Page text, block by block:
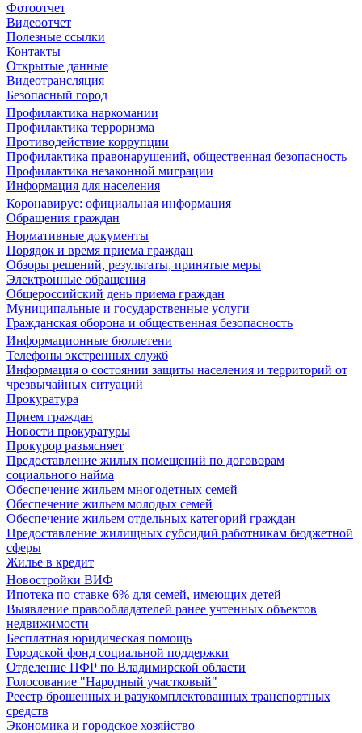
Фотоотчет
Видеоотчет
Полезные ссылки
Контакты
Открытые данные
Видеотрансляция
Безопасный город
Профилактика наркомании
Профилактика терроризма
Противодействие коррупции
Профилактика правонарушений, общественная безопасность
Профилактика незаконной миграции
Информация для населения
Коронавирус: официальная информация
Обращения граждан
Нормативные документы
Порядок и время приема граждан
Обзоры решений, результаты, принятые меры
Электронные обращения
Общероссийский день приема граждан
Муниципальные и государственные услуги
Гражданская оборона и общественная безопасность
Информационные бюллетени
Телефоны экстренных служб
Информация о состоянии защиты населения и территорий от
чрезвычайных ситуаций
Прокуратура
Прием граждан
Новости прокуратуры
Прокурор разъясняет
Предоставление жилых помещений по договорам
социального найма
Обеспечение жильем многодетных семей
Обеспечение жильем молодых семей
Обеспечение жильем отдельных категорий граждан
Предоставление жилищных субсидий работникам бюджетной
сферы
Жилье в кредит
Новостройки ВИФ
Ипотека по ставке 6% для семей, имеющих детей
Выявление правообладателей ранее учтенных объектов
недвижимости
Бесплатная юридическая помощь
Городской фонд социальной поддержки
Отделение ПФР по Владимирской области
Голосование "Народный участковый"
Реестр брошенных и разукомплектованных транспортных
средств
Экономика и городское хозяйство